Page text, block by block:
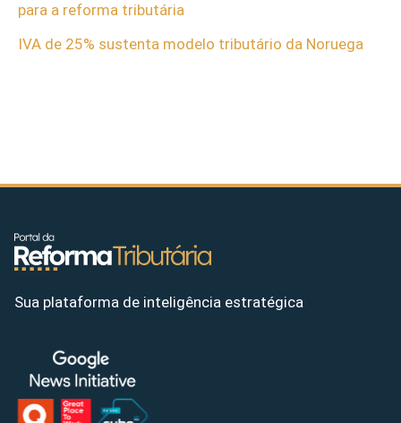
para a reforma tributária
IVA de 25% sustenta modelo tributário da Noruega
Sua plataforma de inteligência estratégica